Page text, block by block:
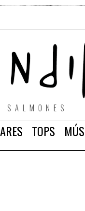
TOPS